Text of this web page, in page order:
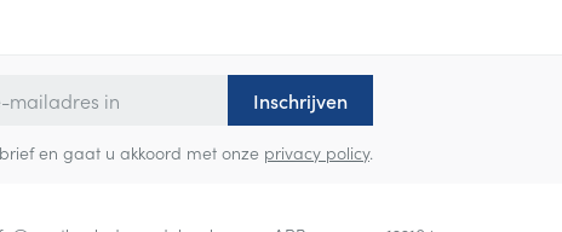
Inschrijven
en gaat u akkoord met onze privacy policy.